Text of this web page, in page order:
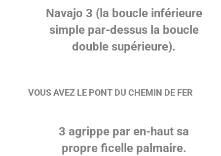
Navajo 3 (la boucle inférieure
simple par-dessus la boucle
double supérieure).
VOUS AVEZ LE PONT DU CHEMIN DE FER
3 agrippe par en-haut sa
propre ficelle palmaire.